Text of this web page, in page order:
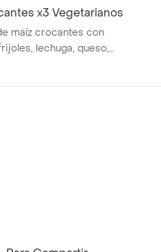
habanero.
x3 Vegetarianos
maíz crocantes con
lechuga, queso,
a elección.